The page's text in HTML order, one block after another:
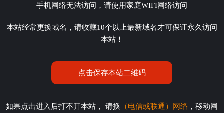
手机网络无法访问，请使用家庭WIFI网络访问
本站经常更换域名，请收藏10个以上最新域名才可保证永久访问
本站！
点击保存本站二维码
如果点击进入后打不开本站， 请换 （电信或联通）网络 ，移动网